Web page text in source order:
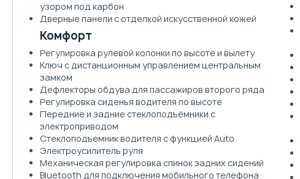
узором под карбон
Дверные панели с отделкой искусственной кожей
Комфорт
Регулировка рулевой колонки по высоте и вылету
Ключ с дистанционным управлением центральным
замком
Дефлекторы обдува для пассажиров второго ряда
Регулировка сиденья водителя по высоте
Передние и задние стеклоподъёмники с
электроприводом
Стеклоподъемник водителя с функцией Auto
Электроусилитель руля
Механическая регулировка спинок задних сидений
Bluetooth для подключения мобильного телефона